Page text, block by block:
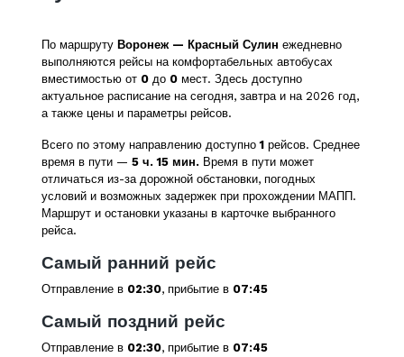
По маршруту Воронеж — Красный Сулин ежедневно
выполняются рейсы на комфортабельных автобусах
вместимостью от 0 до 0 мест. Здесь доступно
актуальное расписание на сегодня, завтра и на 2026 год,
а также цены и параметры рейсов.
Всего по этому направлению доступно1 рейсов. Среднее
время в пути — 5 ч. 15 мин. Время в пути может
отличаться из-за дорожной обстановки, погодных
условий и возможных задержек при прохождении МАПП.
Маршрут и остановки указаны в карточке выбранного
рейса.
Самый ранний рейс
Отправление в 02:30, прибытие в 07:45
Самый поздний рейс
Отправление в 02:30, прибытие в 07:45